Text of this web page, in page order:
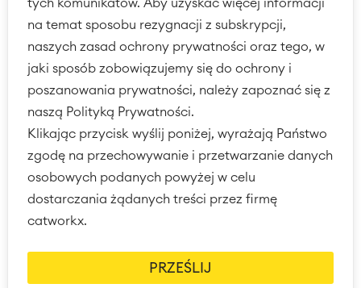
Projektyt & Zarządzanie pracą
Rejestrowanie i planowanie czasu
Procesy Biznesowe
System zarządzania nauczaniem
(LMS) / eLearning
Rozwiązania ERP
Raporty i Dashboardy
Zarządzanie usługami
Podróż zarządzania usługami
tych komunikatów. Aby uzyskać więcej informacji
na temat sposobu rezygnacji z subskrypcji,
naszych zasad ochrony prywatności oraz tego, w
jaki sposób zobowiązujemy się do ochrony i
poszanowania prywatności, należy zapoznać się z
naszą Polityką Prywatności.
Klikając przycisk wyślij poniżej, wyrażają Państwo
zgodę na przechowywanie i przetwarzanie danych
osobowych podanych powyżej w celu
dostarczania żądanych treści przez firmę
catworkx.